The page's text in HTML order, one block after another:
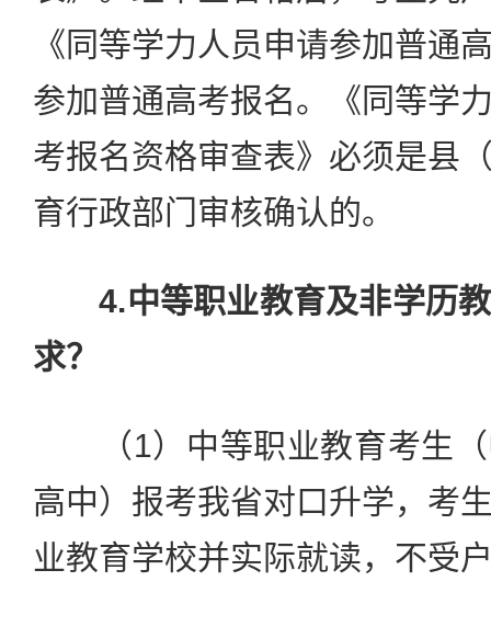
《同等学力人员申请参加普通
参加普通高考报名。《同等学
考报名资格审查表》必须是县
育行政部门审核确认的。
4.中等职业教育及非学历
求？
（1）中等职业教育考生（
高中）报考我省对口升学，考
业教育学校并实际就读，不受